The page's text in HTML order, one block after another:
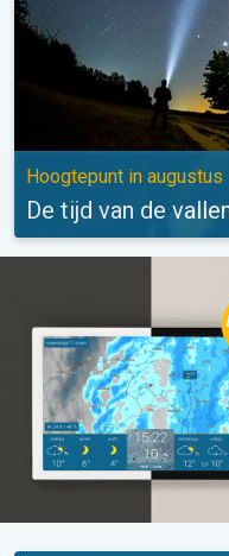
Hoogtepunt in augustus
De tijd van de